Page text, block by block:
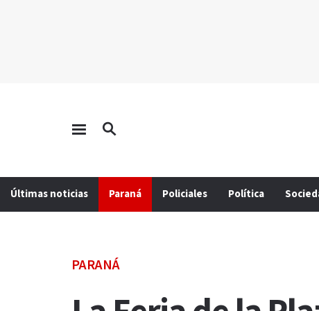
Últimas noticias Paraná Policiales Política
PARANÁ